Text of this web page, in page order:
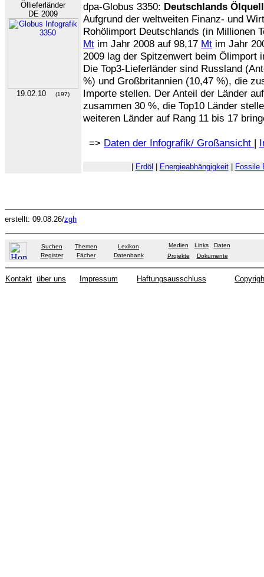
Öllieferländer
DE 2009
19.02.10 (197)
dpa-Globus 3350: Deutschlands
Aufgrund der weltweiten Finanz- und
Rohölimport Deutschlands (in Millionen
Mt im Jahr 2008 auf 98,17 Mt im Jahr
2009 lag der Spitzenwert beim Ölimport
Die Top3-Lieferländer sind Russland
%) und Großbritannien (10,47 %), die
Importe stellen. Der Anteil der Länder
zusammen 30 %, die Top10 Länder
weiteren Länder auf Rang 11 bis 17
=> Daten der Infografik/ Großansicht |
Erdöl Energieabhängigkeit| Fossile
erstellt: 09.08.26/zgh
Suchen Themen
Lexikon
Register
Fächer Datenbank
Medien Links
Daten
Projekte
Dokumente
Kontakt über uns Impressum Haftungsausschluss